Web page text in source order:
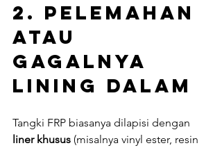
2. Pelemahan
atau
Gagalnya
Lining Dalam
Tangki FRP biasanya dilapisi dengan
liner khusus (misalnya vinyl ester, resin